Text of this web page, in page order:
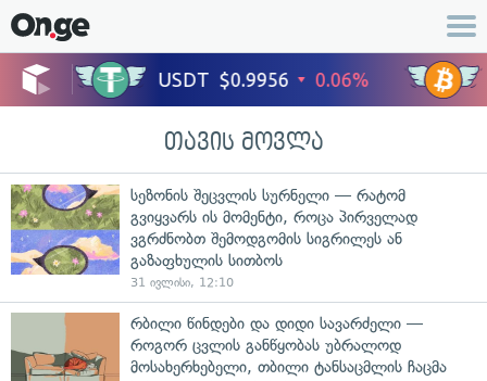
თავის მოვლა
სეზონის შეცვლის სურნელი — რატომ
გვიყვარს ის მომენტი, როცა პირველად
ვგრძნობთ შემოდგომის სიგრილეს ან
გაზაფხულის სითბოს
31 ივლისი, 12:10
რბილი წინდები და დიდი სავარძელი —
როგორ ცვლის განწყობას უბრალოდ
მოსახერხებელი, თბილი ტანსაცმლის ჩაცმა